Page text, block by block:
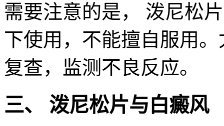
需要注意的是， 泼尼松
下使用，不能擅自服用
复查，监测不良反应。
三、 泼尼松片与白癜风